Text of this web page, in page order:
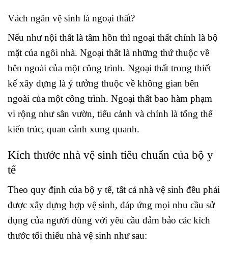
Vách ngăn vệ sinh là ngoại thất?
Nếu như nội thất là tâm hồn thì ngoại thất chính là bộ
mặt của ngôi nhà. Ngoại thất là những thứ thuộc về
bên ngoài của một công trình. Ngoại thất trong thiết
kế xây dựng là ý tưởng thuộc về không gian bên
ngoài của một công trình. Ngoại thất bao hàm phạm
vi rộng như sân vườn, tiểu cảnh và chính là tổng thể
kiến trúc, quan cảnh xung quanh.
Kích thước nhà vệ sinh tiêu chuẩn của bộ y
tế
Theo quy định của bộ y tế, tất cả nhà vệ sinh đều phải
được xây dựng hợp vệ sinh, đáp ứng mọi nhu cầu sử
dụng của người dùng với yêu cầu đảm bảo các kích
thước tối thiểu nhà vệ sinh như sau: